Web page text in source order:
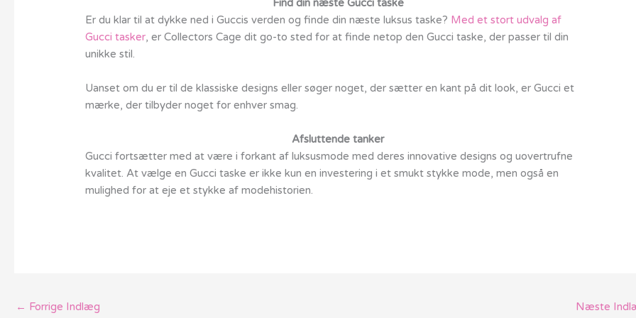
Find din næste Gucci taske
Er du klar til at dykke ned i Guccis verden og finde din næste luksus taske? Med et stort udvalg af
Gucci tasker, er Collectors Cage dit go-to sted for at finde netop den Gucci taske, der passer til din
unikke stil.
Uanset om du er til de klassiske designs eller søger noget, der sætter en kant på dit look, er Gucci et
mærke, der tilbyder noget for enhver smag.
Afsluttende tanker
Gucci fortsætter med at være i forkant af luksusmode med deres innovative designs og uovertrufne
kvalitet. At vælge en Gucci taske er ikke kun en investering i et smukt stykke mode, men også en
mulighed for at eje et stykke af modehistorien.
← Forrige Indlæg Næste